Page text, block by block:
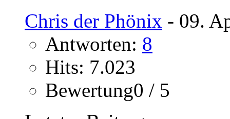
Chris der Phönix - 09.
Antworten: 8
Hits: 7.023
Bewertung0 / 5